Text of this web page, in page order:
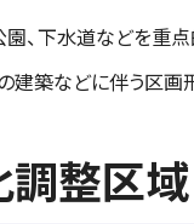
園、下水道などを重
建築などに伴う区画
調整区域